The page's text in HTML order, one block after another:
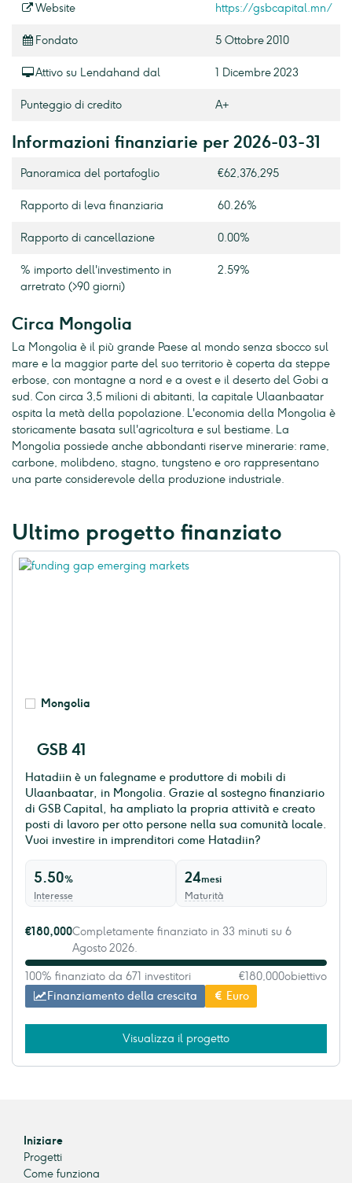
Website https://gsbcapital.mn/
Fondato 5 Ottobre 2010
Attivo su Lendahand dal 1 Dicembre 2023
Punteggio di credito A+
Informazioni finanziarie per 2026-03-31
Panoramica del portafoglio €62,376,295
Rapporto di leva finanziaria 60.26%
Rapporto di cancellazione 0.00%
% importo dell'investimento in
arretrato (>90 giorni)
2.59%
Circa Mongolia
La Mongolia è il più grande Paese al mondo senza sbocco sul
mare e la maggior parte del suo territorio è coperta da steppe
erbose, con montagne a nord e a ovest e il deserto del Gobi a
sud. Con circa 3,5 milioni di abitanti, la capitale Ulaanbaatar
ospita la metà della popolazione. L'economia della Mongolia è
storicamente basata sull'agricoltura e sul bestiame. La
Mongolia possiede anche abbondanti riserve minerarie: rame,
carbone, molibdeno, stagno, tungsteno e oro rappresentano
una parte considerevole della produzione industriale.
Ultimo progetto finanziato
Mongolia
GSB 41
Hatadiin è un falegname e produttore di mobili di
Ulaanbaatar, in Mongolia. Grazie al sostegno finanziario
di GSB Capital, ha ampliato la propria attività e creato
posti di lavoro per otto persone nella sua comunità locale.
Vuoi investire in imprenditori come Hatadiin?
5.50%
Interesse
24mesi
Maturità
Finanziamento della crescita Euro
€180,000Completamente finanziato in 33 minuti su 6
Agosto 2026.
100% finanziato da 671 investitori €180,000obiettivo
Visualizza il progetto
Iniziare
Progetti
Come funziona